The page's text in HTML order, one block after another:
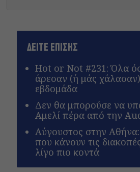
ΔΕΙΤΕ ΕΠΙΣΗΣ
Hot or Not #231: Όλα
άρεσαν (ή μάς
εβδομάδα
Δεν θα μπορούσε να
Αμελί πέρα από την
Αύγουστος στην
που κάνουν τις
λίγο πιο κοντά